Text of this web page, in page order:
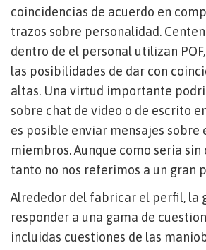
coincidencias de acuerdo en
trazos sobre personalidad.
dentro de el personal utilizan
las posibilidades de dar con
altas. Una virtud importante
sobre chat de video o de escrito
es posible enviar mensajes sobre
miembros. Aunque como seri­a sin
tanto no nos referimos a un gran
Alrededor del fabricar el perfil, la
responder a una gama de
incluidas cuestiones de las